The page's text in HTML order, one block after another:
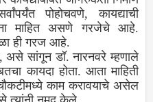
पोहोचवणे, कायद्याची
माहित असणे गरजेचे आहे.
ही गरज आहे.
सांगून डॉ. नारनवरे म्हणाले
कायदा होता. आता माहिती
काम करावयाचे असेल